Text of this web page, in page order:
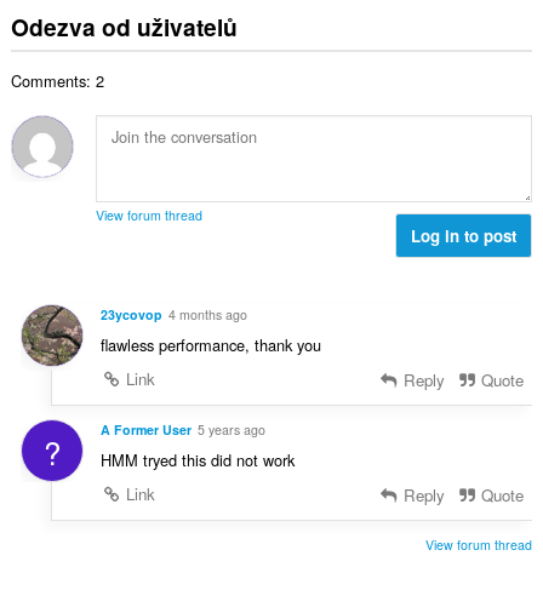
:o
c
í
:
h
o
o
n
í
p
o
t
h
n
n
í
k
ý
p
e
d
o
e
n
í
:
Odezva od uživatelů
Comments: 2
View forum thread
Log in to post
23ycovop 4 months ago
flawless performance, thank you
Link
Reply Quote
? A Former User 5 years ago
HMM tryed this did not work
Link
Reply Quote
View forum thread